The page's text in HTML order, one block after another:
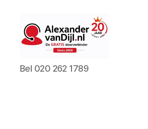
AlexandervanDijl.nl
Bel 020 262 1789